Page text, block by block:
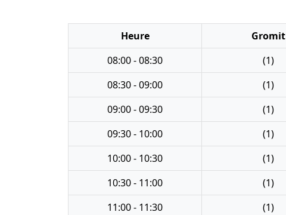
Heure Gromit
08:00 - 08:30
(1)
08:30 - 09:00
(1)
09:00 - 09:30
(1)
09:30 - 10:00
(1)
10:00 - 10:30
(1)
10:30 - 11:00
(1)
11:00 - 11:30
(1)